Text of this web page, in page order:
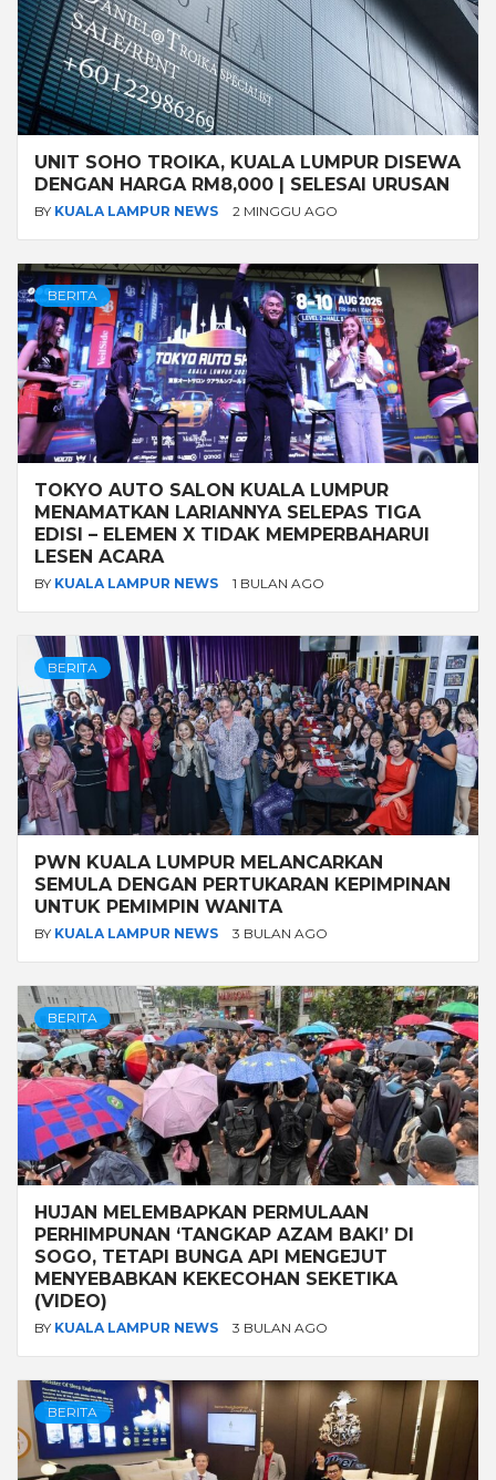
UNIT SOHO TROIKA, KUALA LUMPUR DISEWA
DENGAN HARGA RM8,000 | SELESAI URUSAN
BY KUALA LAMPUR NEWS 2 MINGGU AGO
BERITA
TOKYO AUTO SALON KUALA LUMPUR
MENAMATKAN LARIANNYA SELEPAS TIGA
EDISI – ELEMEN X TIDAK MEMPERBAHARUI
LESEN ACARA
BY KUALA LAMPUR NEWS 1 BULAN AGO
BERITA
PWN KUALA LUMPUR MELANCARKAN
SEMULA DENGAN PERTUKARAN KEPIMPINAN
UNTUK PEMIMPIN WANITA
BY KUALA LAMPUR NEWS 3 BULAN AGO
BERITA
HUJAN MELEMBAPKAN PERMULAAN
PERHIMPUNAN ‘TANGKAP AZAM BAKI’ DI
SOGO, TETAPI BUNGA API MENGEJUT
MENYEBABKAN KEKECOHAN SEKETIKA
(VIDEO)
BY KUALA LAMPUR NEWS 3 BULAN AGO
BERITA